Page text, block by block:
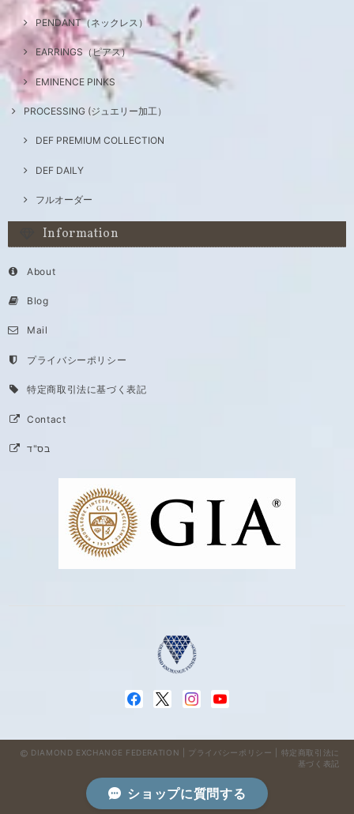
PENDANT（ネックレス）
EARRINGS（ピアス）
EMINENCE PINKS
PROCESSING (ジュエリー加工）
DEF PREMIUM COLLECTION
DEF DAILY
フルオーダー
Information
About
Blog
Mail
プライバシーポリシー
特定商取引法に基づく表記
Contact
בס"ד
DIAMOND EXCHANGE FEDERATION | プライバシーポリシー
特定商取引法に
基づく表記
ショップに質問する